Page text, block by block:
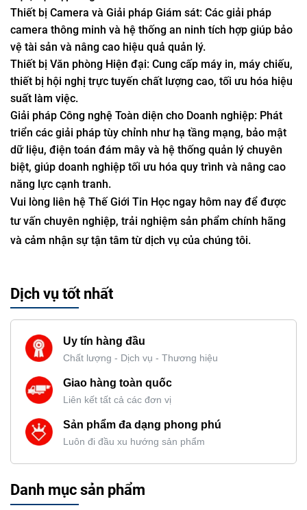
Thiết bị Camera và Giải pháp Giám sát: Các giải pháp
camera thông minh và hệ thống an ninh tích hợp giúp bảo
vệ tài sản và nâng cao hiệu quả quản lý.
Thiết bị Văn phòng Hiện đại: Cung cấp máy in, máy chiếu,
thiết bị hội nghị trực tuyến chất lượng cao, tối ưu hóa hiệu
suất làm việc.
Giải pháp Công nghệ Toàn diện cho Doanh nghiệp: Phát
triển các giải pháp tùy chỉnh như hạ tầng mạng, bảo mật
dữ liệu, điện toán đám mây và hệ thống quản lý chuyên
biệt, giúp doanh nghiệp tối ưu hóa quy trình và nâng cao
năng lực cạnh tranh.
Vui lòng liên hệ Thế Giới Tin Học ngay hôm nay để được
tư vấn chuyên nghiệp, trải nghiệm sản phẩm chính hãng
và cảm nhận sự tận tâm từ dịch vụ của chúng tôi.
Dịch vụ tốt nhất
Uy tín hàng đầu
Chất lượng - Dịch vụ - Thương hiệu
Giao hàng toàn quốc
Liên kết tất cả các đơn vị
Sản phẩm đa dạng phong phú
Luôn đi đầu xu hướng sản phẩm
Danh mục sản phẩm